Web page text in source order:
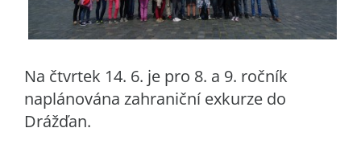
Na čtvrtek 14. 6. je pro 8. a 9. ročník
naplánována zahraniční exkurze do
Drážďan.